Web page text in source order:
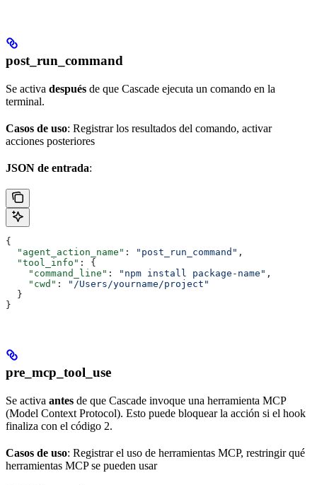
post_run_command
Se activa después de que Cascade ejecuta un comando en la
terminal.
Casos de uso: Registrar los resultados del comando, activar
acciones posteriores
JSON de entrada:
{
  "agent_action_name"
: "post_run_command" ,
  "tool_info"
: {
    "command_line"
: "npm install package-name" ,
    "cwd"
:
"/Users/yourname/project"
  }
}
pre_mcp_tool_use
Se activa antes de que Cascade invoque una herramienta MCP
(Model Context Protocol). Esto puede bloquear la acción si el hook
finaliza con el código 2.
Casos de uso: Registrar el uso de herramientas MCP, restringir qué
herramientas MCP se pueden usar